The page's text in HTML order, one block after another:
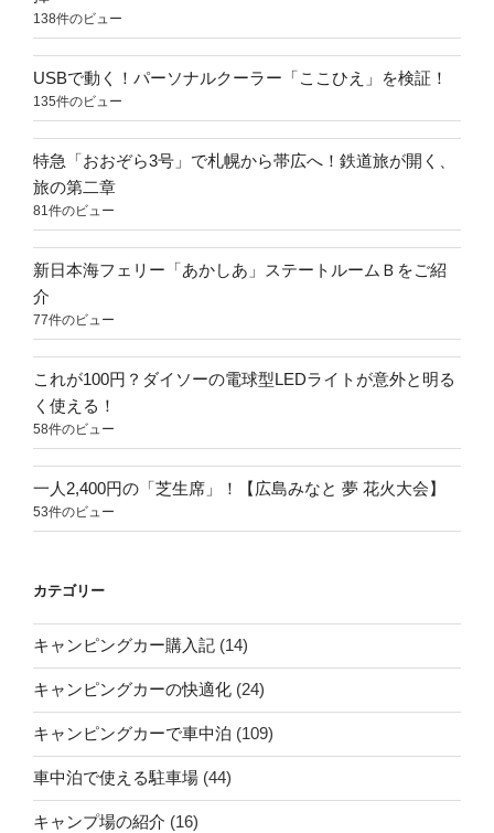
138件のビュー
USBで動く！パーソナルクーラー「ここひえ」を検証！
135件のビュー
特急「おおぞら3号」で札幌から帯広へ！鉄道旅が開く、
旅の第二章
81件のビュー
新日本海フェリー「あかしあ」ステートルームＢをご紹
介
77件のビュー
これが100円？ダイソーの電球型LEDライトが意外と明る
く使える！
58件のビュー
一人2,400円の「芝生席」！【広島みなと 夢 花火大会】
53件のビュー
カテゴリー
キャンピングカー購入記 (14)
キャンピングカーの快適化 (24)
キャンピングカーで車中泊 (109)
車中泊で使える駐車場 (44)
キャンプ場の紹介 (16)